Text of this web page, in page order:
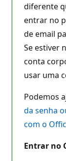
diferente
entrar no
de email
Se estiver
conta
usar uma
Podemos
da senha
com o
Entrar no